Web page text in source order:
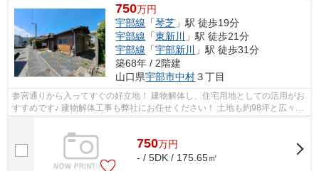
750万円
宇部線 「琴芝 」駅 徒歩19分
宇部線 「東新川
」駅 徒歩21分
宇部線 「宇部新川
」駅 徒歩31分
築68年 / 2階建
山口県宇部市中村３丁目
参宮通りから入ってすぐの好立地！ 建物解体し、住宅用地としての活用がお
すすめです♪ 建物解体工事も弊社にお任せください！ 土地も約98坪と広々で
す。 ご不明な点等はお気軽にお問い...
750万円
- / 5DK / 175.65㎡